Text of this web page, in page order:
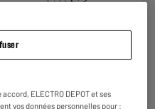
personnes.
ELECTRO DEPOT et ses
vos données personnelles pour :